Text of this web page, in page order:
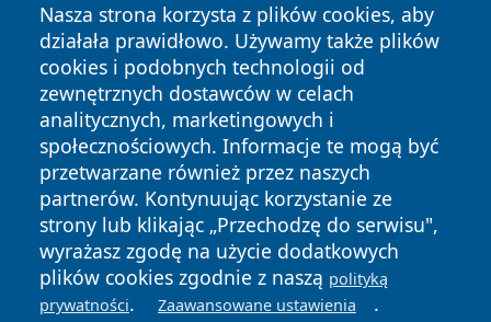
Nasza strona korzysta z plików cookies, aby
działała prawidłowo. Używamy także plików
cookies i podobnych technologii od
zewnętrznych dostawców w celach
analitycznych, marketingowych i
społecznościowych. Informacje te mogą być
przetwarzane również przez naszych
partnerów. Kontynuując korzystanie ze
strony lub klikając „Przechodzę do serwisu",
wyrażasz zgodę na użycie dodatkowych
plików cookies zgodnie z naszą polityką
prywatności. Zaawansowane ustawienia .
Copyright © 2026 faktykrakowa.pl Wszystkie prawa
zastrzeżone.
News Autorzy
Polityka
Prywatności
Polityka
Cookies